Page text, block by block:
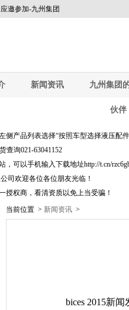
邀参加-九州集团
新闻资讯 九州集团
伙伴
侧产品列表选择“按照车型选择液压配
查询021-63041152
，可以手机输入下载地址http://t.cn/
司欢迎各位各位朋友光临！
授权商，看清资质以免上当受骗！
当前位置 > 新闻资讯 >
bices 2015新